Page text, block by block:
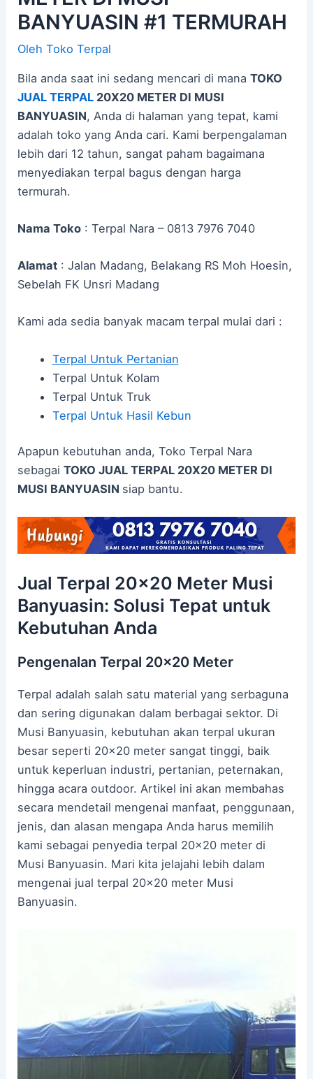
BANYUASIN #1 TERMURAH
OlehToko Terpal
Bila anda saat ini sedang mencari di manaTOKO
JUAL TERPAL 20X20 METER DI MUSI
BANYUASIN, Anda di halaman yang tepat, kami
adalah toko yang Anda cari. Kami berpengalaman
lebih dari 12 tahun, sangat paham bagaimana
menyediakan terpal bagus dengan harga
termurah.
Nama Toko : Terpal Nara – 0813 7976 7040
Alamat : Jalan Madang, Belakang RS Moh Hoesin,
Sebelah FK Unsri Madang
Kami ada sedia banyak macam terpal mulai dari :
Terpal Untuk Pertanian
Terpal Untuk Kolam
Terpal Untuk Truk
Terpal Untuk Hasil Kebun
Apapun kebutuhan anda, Toko Terpal Nara
sebagaiTOKO JUAL TERPAL 20X20 METER DI
MUSI BANYUASIN siap bantu.
Jual Terpal 20×20 Meter Musi
Banyuasin: Solusi Tepat untuk
Kebutuhan Anda
Pengenalan Terpal 20×20 Meter
Terpal adalah salah satu material yang serbaguna
dan sering digunakan dalam berbagai sektor. Di
Musi Banyuasin, kebutuhan akan terpal ukuran
besar seperti 20×20 meter sangat tinggi, baik
untuk keperluan industri, pertanian, peternakan,
hingga acara outdoor. Artikel ini akan membahas
secara mendetail mengenai manfaat, penggunaan,
jenis, dan alasan mengapa Anda harus memilih
kami sebagai penyedia terpal 20×20 meter di
Musi Banyuasin. Mari kita jelajahi lebih dalam
mengenai jual terpal 20×20 meter Musi
Banyuasin.